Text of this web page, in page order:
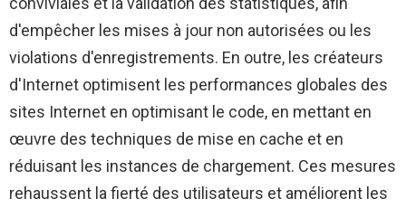
d'empêcher les mises à jour non autorisées ou les
violations d'enregistrements. En outre, les créateurs
d'Internet optimisent les performances globales des
sites Internet en optimisant le code, en mettant en
œuvre des techniques de mise en cache et en
réduisant les instances de chargement. Ces mesures
rehaussent la fierté des utilisateurs et améliorent les